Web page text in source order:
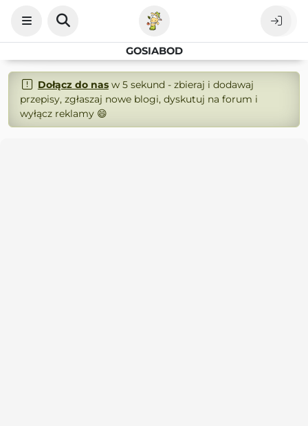
GOSIABOD
Dołącz do nasw 5 sekund - zbieraj i dodawaj
przepisy, zgłaszaj nowe blogi, dyskutuj na forum i
wyłącz reklamy 😄